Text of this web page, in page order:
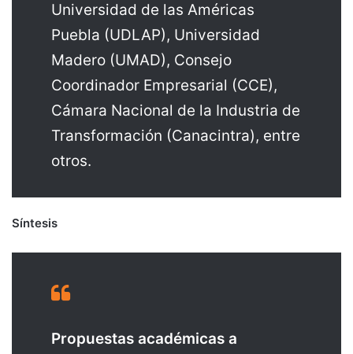
Universidad de las Américas
Puebla (UDLAP), Universidad
Madero (UMAD), Consejo
Coordinador Empresarial (CCE),
Cámara Nacional de la Industria de
Transformación (Canacintra), entre
otros.
Síntesis
Propuestas académicas a